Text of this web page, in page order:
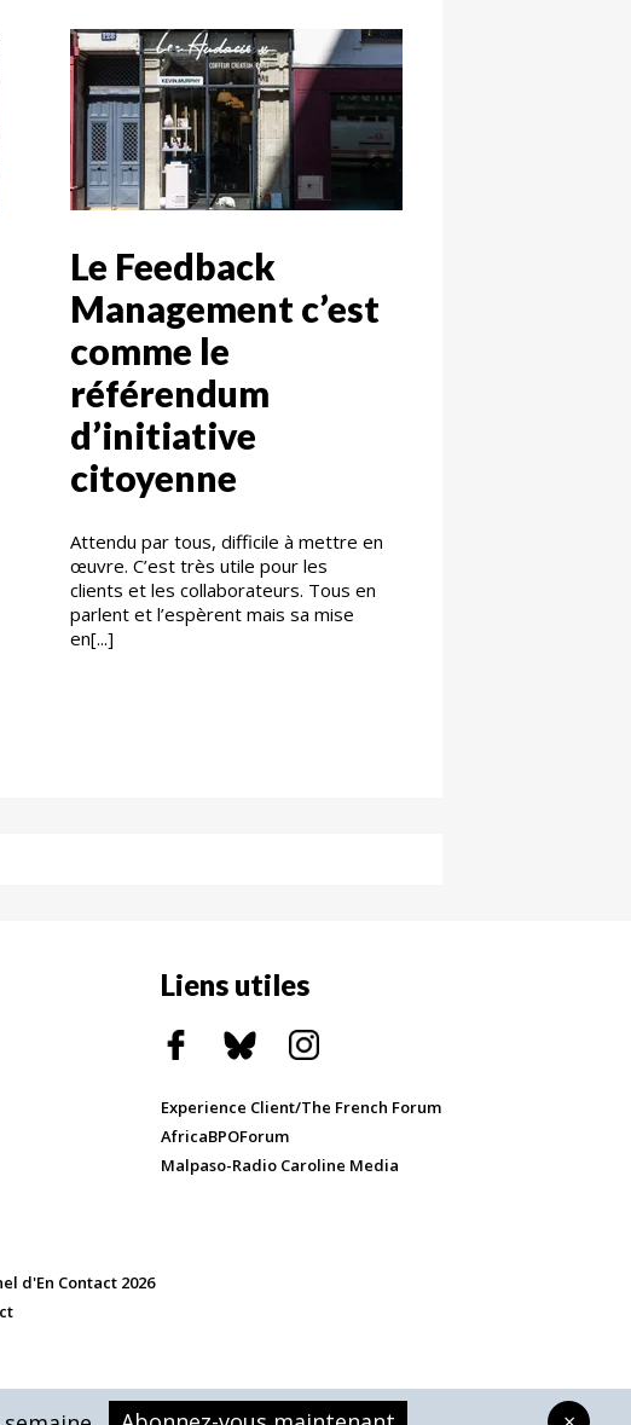
Le Feedback
Management c’est
comme le
référendum
d’initiative
citoyenne
Attendu par tous, difficile à mettre en
œuvre. C’est très utile pour les
clients et les collaborateurs. Tous en
parlent et l’espèrent mais sa mise
en[...]
d'En Contact 2026
Liens utiles
Experience Client/The French Forum
AfricaBPOForum
Malpaso-Radio Caroline Media